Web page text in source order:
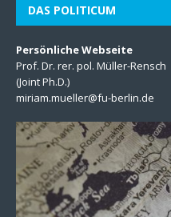
DAS POLITICUM
Persönliche Webseite
Prof. Dr. rer. pol. Müller-Rensch
(Joint Ph.D.)
miriam.mueller@fu-berlin.de